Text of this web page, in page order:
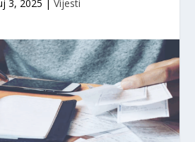
3, 2025 | Vijesti